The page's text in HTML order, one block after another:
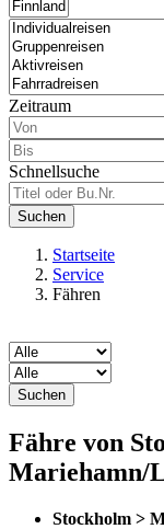
Zeitraum
Schnellsuche
Suchen
Startseite
Service
Fähren
Suchen
Fähre von
Mariehamn/
Stockholm >